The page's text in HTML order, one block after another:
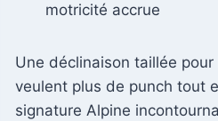
motricité accrue
Une déclinaison taillée
veulent plus de punch tout
signature Alpine